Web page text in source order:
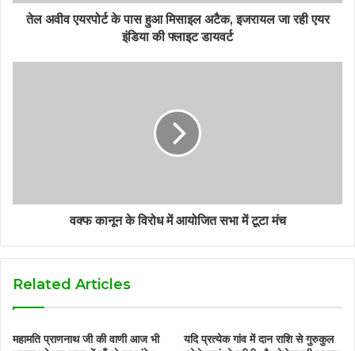
तेल अवीव एयरपोर्ट के पास हुआ मिसाइल अटैक, इजरायल जा रही एयर
इंडिया की फ्लाइट डायवर्ट
वक्फ कानून के विरोध में आयोजित सभा में टूटा मंच
Related Articles
महामति प्राणनाथ जी की वाणी आज भी
यदि प्रत्येक गांव में दान राशि से गुरुकुल